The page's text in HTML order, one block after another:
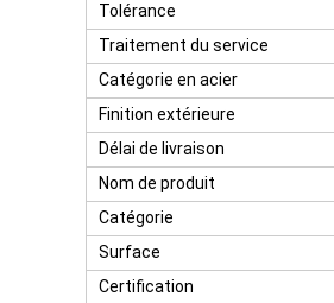
Tolérance
Traitement du service
Catégorie en acier
Finition extérieure
Délai de livraison
Nom de produit
Catégorie
Surface
Certification